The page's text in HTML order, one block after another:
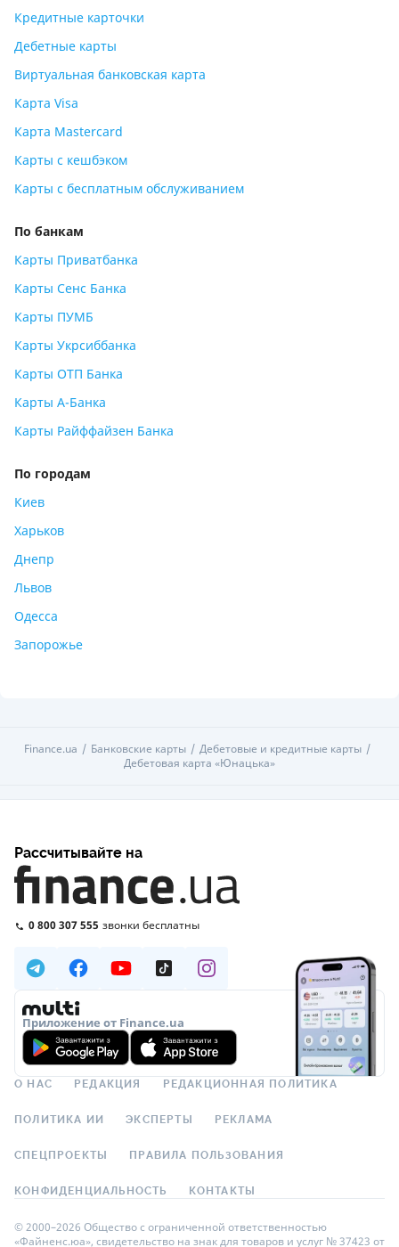
Кредитные карточки
Дебетные карты
Виртуальная банковская карта
Карта Visa
Карта Mastercard
Карты с кешбэком
Карты с бесплатным обслуживанием
По банкам
Карты Приватбанка
Карты Сенс Банка
Карты ПУМБ
Карты Укрсиббанка
Карты ОТП Банка
Карты А-Банка
Карты Райффайзен Банка
По городам
Киев
Харьков
Днепр
Львов
Одесса
Запорожье
Finance.ua Банковские карты
Дебетовые и кредитные карты
Дебетовая карта «Юнацька»
Рассчитывайте на
0 800 307 555 звонки бесплатны
Приложение от Finance.ua
О НАС РЕДАКЦИЯ РЕДАКЦИОННАЯ ПОЛИТИКА
ПОЛИТИКА ИИ ЭКСПЕРТЫ РЕКЛАМА
СПЕЦПРОЕКТЫ ПРАВИЛА ПОЛЬЗОВАНИЯ
КОНФИДЕНЦИАЛЬНОСТЬ КОНТАКТЫ
© 2000–2026 Общество с ограниченной ответственностью
«Файненс.юа», свидетельство на знак для товаров и услуг № 37423 от